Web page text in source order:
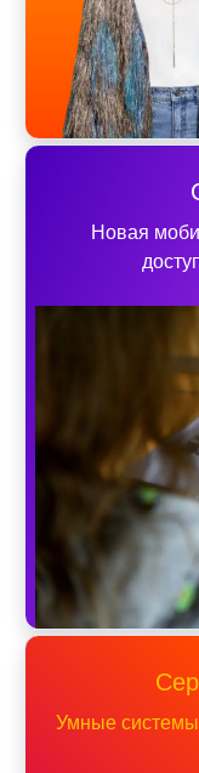
Новая
Умные